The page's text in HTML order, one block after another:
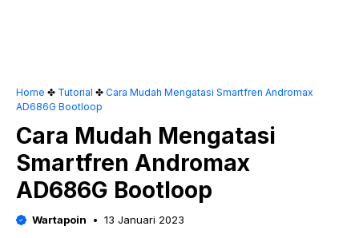
Home ✤ Tutorial ✤ Cara Mudah Mengatasi Smartfren Andromax
AD686G Bootloop
Cara Mudah Mengatasi
Smartfren Andromax
AD686G Bootloop
Wartapoin 13 Januari 2023